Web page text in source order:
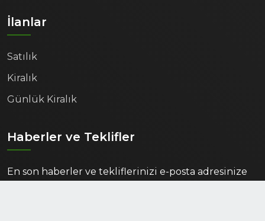
İlanlar
Satılık
Kiralık
Günlük Kiralık
Haberler ve Teklifler
En son haberler ve tekliflerinizi e-posta adresinize